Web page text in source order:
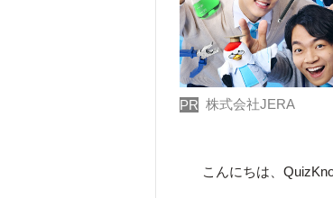
PR 株式会社JERA
こんにちは、